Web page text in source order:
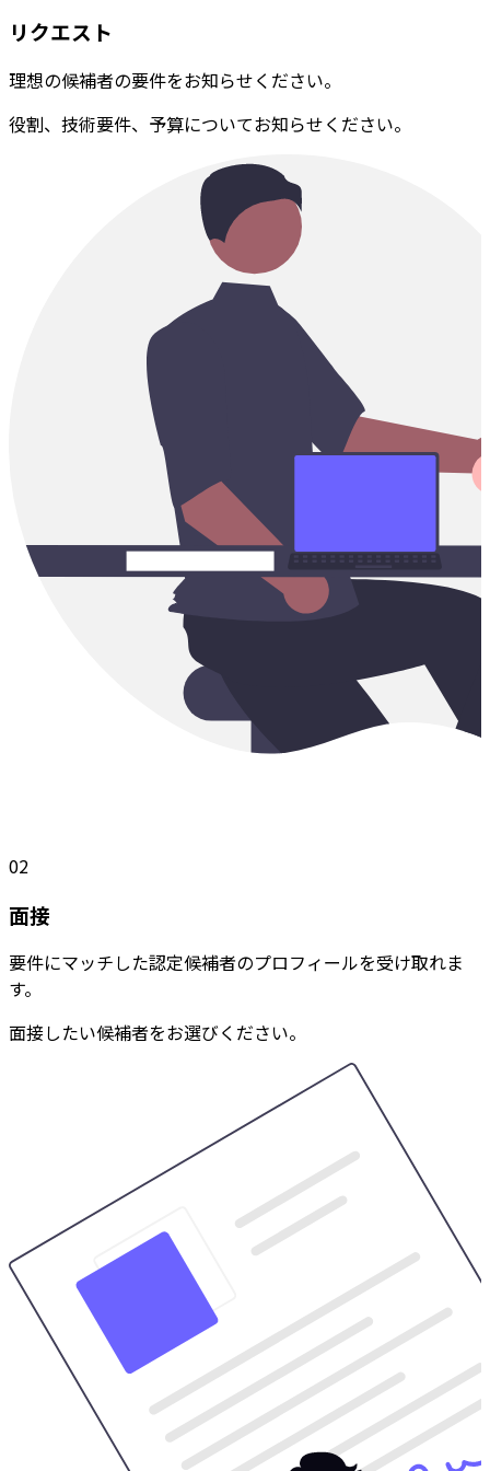
リクエスト
理想の候補者の要件をお知らせください。
役割、技術要件、予算についてお知らせください。
02
面接
要件にマッチした認定候補者のプロフィールを受け取れま
す。
面接したい候補者をお選びください。